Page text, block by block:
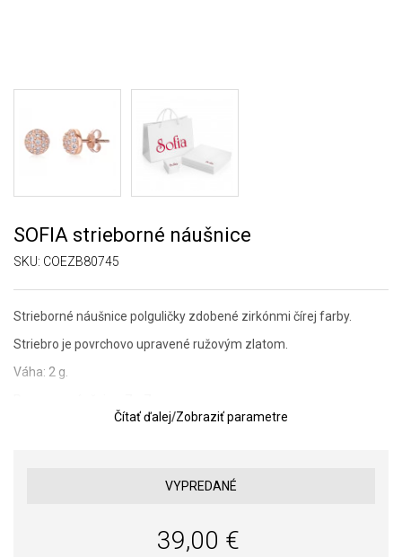
SOFIA strieborné náušnice
SKU: COEZB80745
Strieborné náušnice polguličky zdobené zirkónmi čírej farby.
Striebro je povrchovo upravené ružovým zlatom.
Váha: 2 g.
Čítať ďalej/Zobraziť parametre
VYPREDANÉ
39,00 €